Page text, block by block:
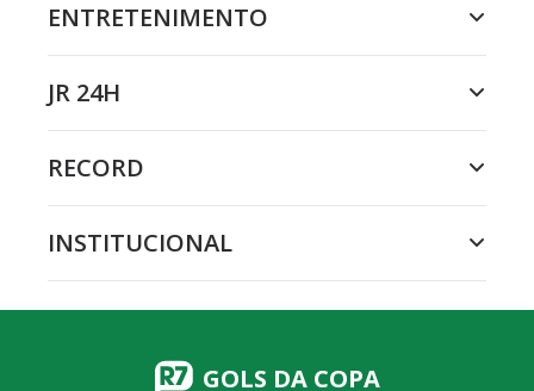
ENTRETENIMENTO
JR 24H
RECORD
INSTITUCIONAL
GOLS DA COPA